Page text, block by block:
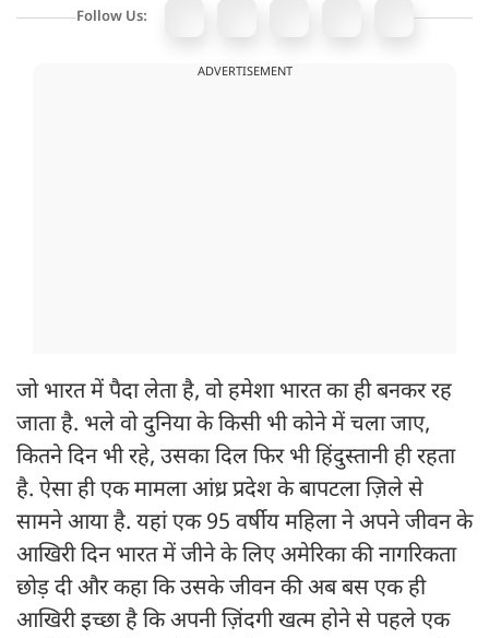
Follow Us:
ADVERTISEMENT
जो भारत में पैदा लेता है, वो हमेशा भारत का ही बनकर रह
जाता है. भले वो दुनिया के किसी भी कोने में चला जाए,
कितने दिन भी रहे, उसका दिल फिर भी हिंदुस्तानी ही रहता
है. ऐसा ही एक मामला आंध्र प्रदेश के बापटला ज़िले से
सामने आया है. यहां एक 95 वर्षीय महिला ने अपने जीवन के
आखिरी दिन भारत में जीने के लिए अमेरिका की नागरिकता
छोड़ दी और कहा कि उसके जीवन की अब बस एक ही
आखिरी इच्छा है कि अपनी ज़िंदगी खत्म होने से पहले एक